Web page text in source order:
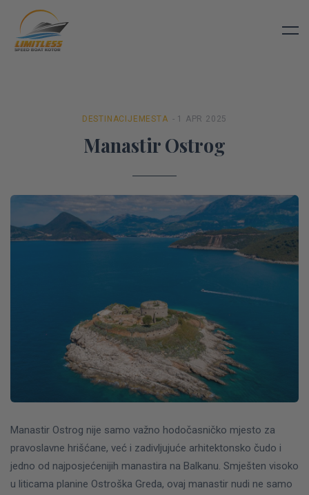
DESTINACIJE MESTA - 1 APR 2025
Manastir Ostrog
Manastir Ostrog nije samo važno hodočasničko mjesto za
pravoslavne hrišćane, već i zadivljujuće arhitektonsko čudo i
jedno od najposjećenijih manastira na Balkanu. Smješten visoko
u liticama planine Ostroška Greda, ovaj manastir nudi ne samo